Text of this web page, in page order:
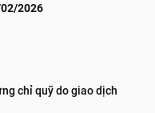
2026
chỉ quỹ do giao dịch